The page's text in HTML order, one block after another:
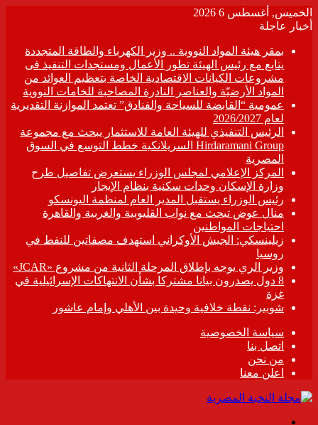
الخميس, أغسطس 6 2026
أخبار عاجلة
بمقر هيئة المواد النووية .. وزير الكهرباء والطاقة المتجددة
يتابع مع رئيس الهيئة تطور الأعمال ومستجدات التنفيذ فى
مشروعات الكيانات الاقتصادية الخاصة بتعظيم العوائد من
المواد الأرضيّة والعناصر النادرة المصاحبة للخامات النووية
عمومية “القابضة للسياحة والفنادق” تعتمد الموازنة التقديرية
لعام 2026/2027
الرئيس التنفيذي للهيئة العامة للاستثمار يبحث مع مجموعة
Hirdaramani Group السريلانكية خطط التوسع في السوق
المصرية
المركز الإعلامي لمجلس الوزراء يستعرض تفاصيل طرح
وزارة الإسكان وحدات سكنية بنظام الإيجار
رئيس الوزراء يستقبل المدير العام لمنظمة اليونسكو
منال عوض تبحث مع نواب القليوبية والغربية والقاهرة
احتياجات المواطنين
زيلينسكي: الجيش الأوكراني استهدف مصفاتين للنفط في
روسيا
وزير الري يوجه بإطلاق المرحلة الثانية من مشروع «JCAR»
8 دول يصدرون بيانا مشتركا بشأن الانتهاكات الإسرائيلية في
غزة
شوبير: نقطة خلافية وحيدة بين الأهلي وإمام عاشور
سياسة الخصوصية
اتصل بنا
من نحن
اعلن معنا